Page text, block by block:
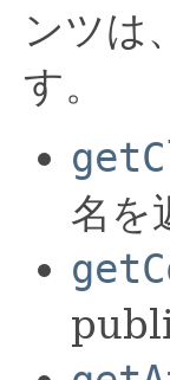
ンツは
す。
名を